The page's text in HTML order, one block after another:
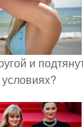
и
условиях?